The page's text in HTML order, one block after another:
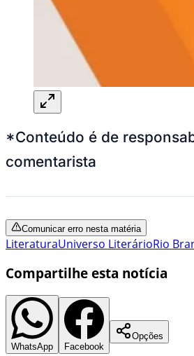
*Conteúdo é de
comentarista
Comunicar erro nesta matéria
LiteraturaUniverso LiterárioRio
Compartilhe esta notícia
WhatsApp Facebook
Opções